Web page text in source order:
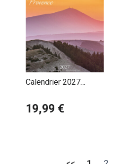
Calendrier 2027
Ventoux
19,99 €